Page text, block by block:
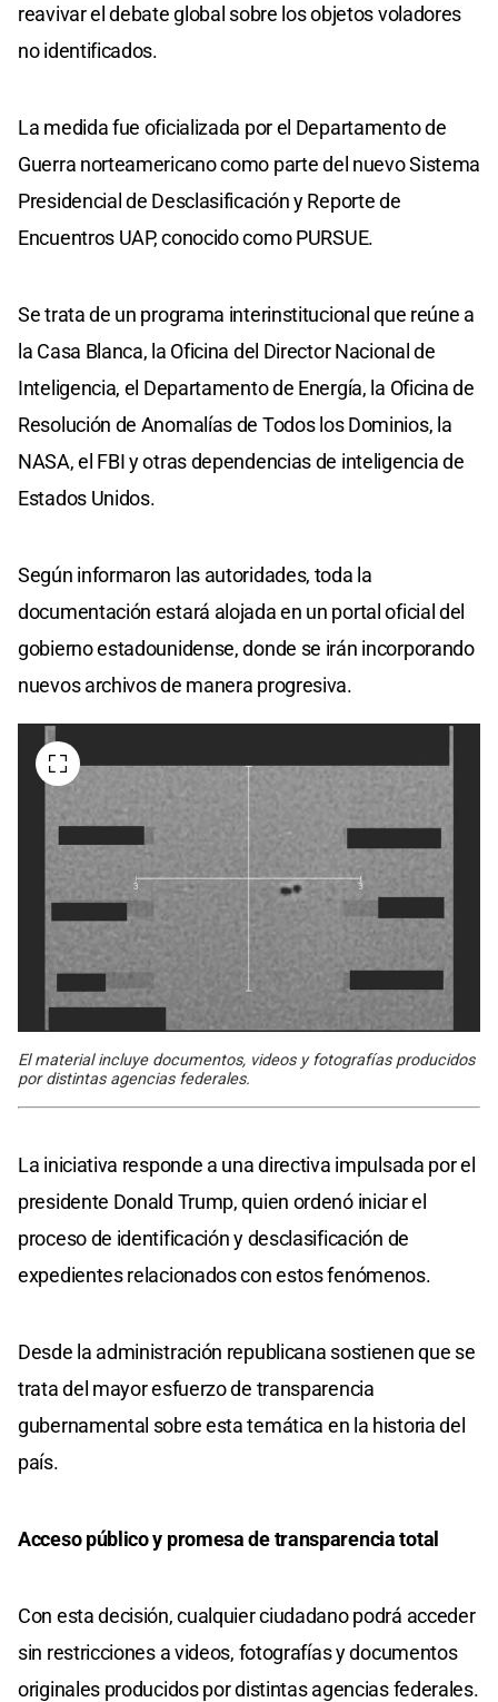
reavivar el debate global sobre los objetos voladores
no identificados.
La medida fue oficializada por el Departamento de
Guerra norteamericano como parte del nuevo Sistema
Presidencial de Desclasificación y Reporte de
Encuentros UAP, conocido como PURSUE.
Se trata de un programa interinstitucional que reúne a
la Casa Blanca, la Oficina del Director Nacional de
Inteligencia, el Departamento de Energía, la Oficina de
Resolución de Anomalías de Todos los Dominios, la
NASA, el FBI y otras dependencias de inteligencia de
Estados Unidos.
Según informaron las autoridades, toda la
documentación estará alojada en un portal oficial del
gobierno estadounidense, donde se irán incorporando
nuevos archivos de manera progresiva.
El material incluye documentos, videos y fotografías producidos
por distintas agencias federales.
La iniciativa responde a una directiva impulsada por el
presidente Donald Trump, quien ordenó iniciar el
proceso de identificación y desclasificación de
expedientes relacionados con estos fenómenos.
Desde la administración republicana sostienen que se
trata del mayor esfuerzo de transparencia
gubernamental sobre esta temática en la historia del
país.
Acceso público y promesa de transparencia total
Con esta decisión, cualquier ciudadano podrá acceder
sin restricciones a videos, fotografías y documentos
originales producidos por distintas agencias federales.